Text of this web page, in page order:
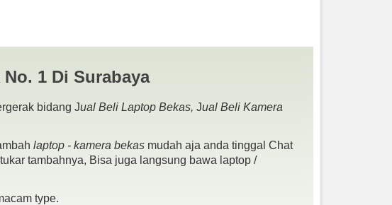
1 Di Surabaya
bidang Jual Beli Laptop Bekas, Jual Beli Kamera
laptop - kamera bekasmudah aja anda tinggal Chat
tambahnya, Bisa juga langsung bawa laptop /
type.